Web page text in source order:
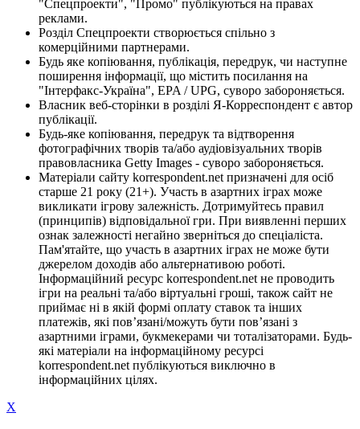
"Спецпроекти", "Промо" публікуються на правах
реклами.
Розділ Спецпроекти створюється спільно з
комерційними партнерами.
Будь яке копіювання, публікація, передрук, чи наступне
поширення інформації, що містить посилання на
"Інтерфакс-Україна", EPA / UPG, суворо забороняється.
Власник веб-сторінки в розділі Я-Корреспондент є автор
публікації.
Будь-яке копіювання, передрук та відтворення
фотографічних творів та/або аудіовізуальних творів
правовласника Getty Images - суворо забороняється.
Матеріали сайту korrespondent.net призначені для осіб
старше 21 року (21+). Участь в азартних іграх може
викликати ігрову залежність. Дотримуйтесь правил
(принципів) відповідальної гри. При виявленні перших
ознак залежності негайно зверніться до спеціаліста.
Пам'ятайте, що участь в азартних іграх не може бути
джерелом доходів або альтернативою роботі.
Інформаційний ресурс korrespondent.net не проводить
ігри на реальні та/або віртуальні гроші, також сайт не
приймає ні в якій формі оплату ставок та інших
платежів, які пов’язані/можуть бути пов’язані з
азартними іграми, букмекерами чи тоталізаторами. Будь-
які матеріали на інформаційному ресурсі
korrespondent.net публікуються виключно в
інформаційних цілях.
X